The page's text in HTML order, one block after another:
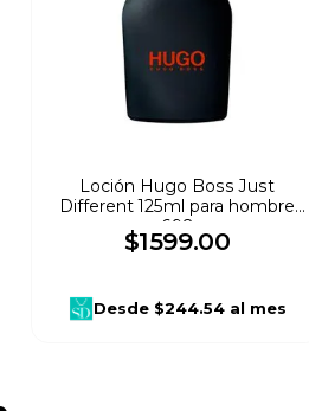
Loción Hugo Boss Just
Different 125ml para hombre
698
$1599.00
Desde$244.54 al mes